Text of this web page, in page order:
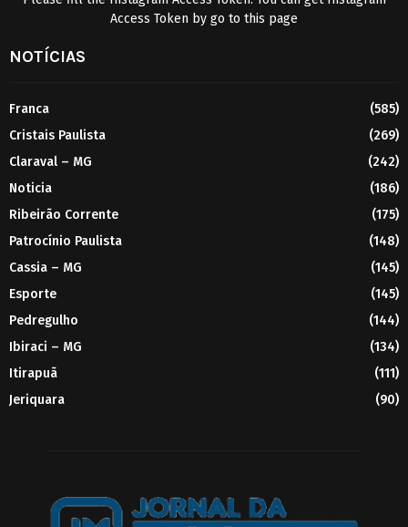
Access Token by go to this page
NOTÍCIAS
Franca
(585)
Cristais Paulista
(269)
Claraval – MG
(242)
Noticia
(186)
Ribeirão Corrente
(175)
Patrocínio Paulista
(148)
Cassia – MG
(145)
Esporte
(145)
Pedregulho
(144)
Ibiraci – MG
(134)
Itirapuã
(111)
Jeriquara
(90)